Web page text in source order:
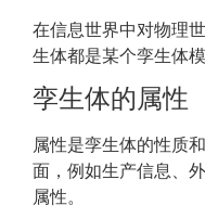
在信息世界中对物理
生体都是某个孪生体
孪生体的属性
属性是孪生体的性质
面，例如生产信息、
属性。